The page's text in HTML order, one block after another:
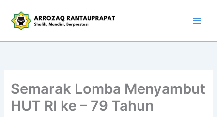
konten
Semarak Lomba Menyambut
HUT RI ke – 79 Tahun